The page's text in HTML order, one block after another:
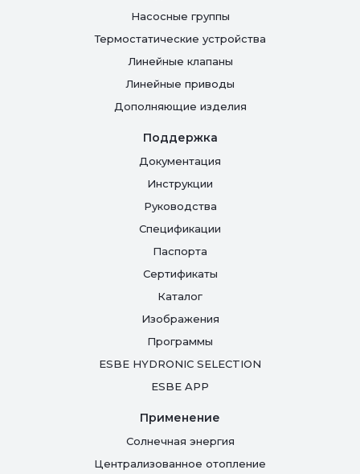
Насосные группы
Термостатические устройства
Линейные клапаны
Линейные приводы
Дополняющие изделия
Поддержка
Документация
Инструкции
Руководства
Спецификации
Паспорта
Сертификаты
Каталог
Изображения
Программы
ESBE HYDRONIC SELECTION
ESBE APP
Применение
Солнечная энергия
Централизованное отопление